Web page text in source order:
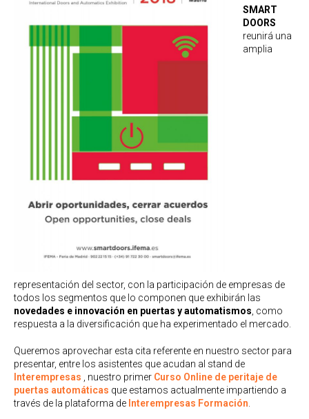
SMART
DOORS
reunirá una
amplia
representación del sector, con la participación de empresas de
todos los segmentos que lo componen que exhibirán las
novedades e innovación en puertas y automatismos, como
respuesta a la diversificación que ha experimentado el mercado.
Queremos aprovechar esta cita referente en nuestro sector para
presentar, entre los asistentes que acudan al stand de
Interempresas , nuestro primer Curso Online de peritaje de
puertas automáticas que estamos actualmente impartiendo a
través de la plataforma de Interempresas Formación.